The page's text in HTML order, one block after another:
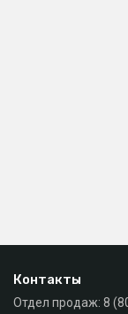
Контакты
Отдел продаж: 8